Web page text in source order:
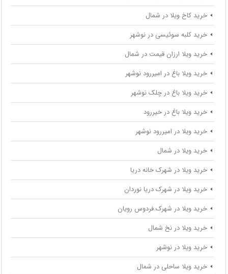
خرید کاخ ویلا در شمال
خرید کلبه سوئیسی در نوشهر
خرید ویلا ارزان قیمت در شمال
خرید ویلا باغ در امیررود نوشهر
خرید ویلا باغ در چلک نوشهر
خرید ویلا باغ در خیررود
خرید ویلا در امیررود نوشهر
خرید ویلا در شمال
خرید ویلا در شهرک خانه دریا
خرید ویلا در شهرک دریا نوردان
خرید ویلا در شهرک فردوس رویان
خرید ویلا در نخ شمال
خرید ویلا در نوشهر
خرید ویلا ساحلی در شمال